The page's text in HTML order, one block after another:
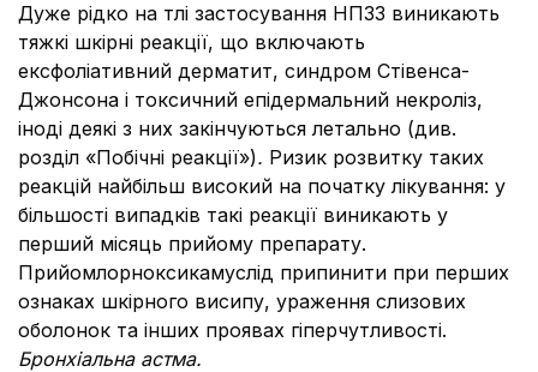
Дуже рідко на тлі застосування НПЗЗ виникають
тяжкі шкірні реакції, що включають
ексфоліативний дерматит, синдром Стівенса-
Джонсона і токсичний епідермальний некроліз,
іноді деякі з них закінчуються летально (див.
розділ «Побічні реакції»). Ризик розвитку таких
реакцій найбільш високий на початку лікування: у
більшості випадків такі реакції виникають у
перший місяць прийому препарату.
Прийомлорноксикамуслід припинити при перших
ознаках шкірного висипу, ураження слизових
оболонок та інших проявах гіперчутливості.
Бронхіальна астма.